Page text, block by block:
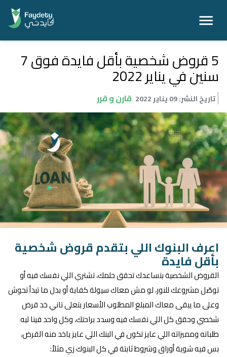
5 قروض شخصية بأقل فايدة فوق 7
سنين في يناير 2022
تاريخ النشر:09 يناير 2022 قارن و قرر
اعرف البنوك اللي بتقدم قروض شخصية
بأقل فايدة
القروض الشخصية بتساعدك تحقق حلمك، تشتري اللي نفسك فيه أو
توصّل مشروعك للنور، لو مش معاك سيولة كفاية أو بدل ما تبدأ تحوش
وعلى ما يبقى معاك المبلغ المطلوب الأسعار بتعلى تاني خد قرض
شخصي وحقق كل اللي نفسك فيه وسدد براحتك، وكل واحد فينا ليه
طلباته ومميزاته اللي عايز تكون في البنك اللي عايز ياخد منه القرض،
بس فيه شوية أوراق وشروط ثابتة في كل البنوك زي مثلاً: